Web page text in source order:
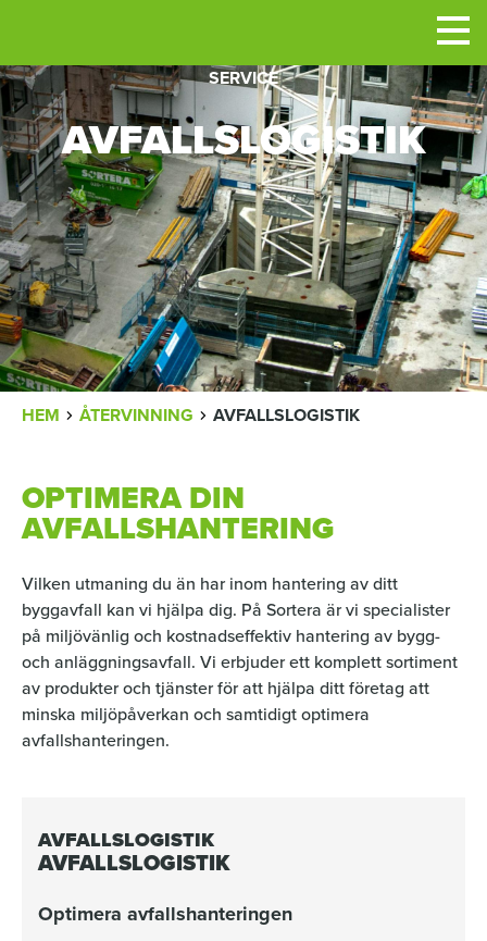
SERVICE
AVFALLSLOGISTIK
LÄNKSTIG
HEM ÅTERVINNING AVFALLSLOGISTIK
OPTIMERA DIN
AVFALLSHANTERING
Vilken utmaning du än har inom hantering av ditt
byggavfall kan vi hjälpa dig. På Sortera är vi specialister
på miljövänlig och kostnadseffektiv hantering av bygg-
och anläggningsavfall. Vi erbjuder ett komplett sortiment
av produkter och tjänster för att hjälpa ditt företag att
minska miljöpåverkan och samtidigt optimera
avfallshanteringen.
AVFALLSLOGISTIK
AVFALLSLOGISTIK
Optimera avfallshanteringen